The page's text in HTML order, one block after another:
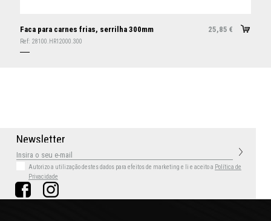
Faca para carnes frias, serrilha 300mm 25,85 €
Ref: 28100.HR12000.300
Newsletter
Autorizo a utilização destes dados para efeitos de marketing e li e aceito a Política de
Privacidade